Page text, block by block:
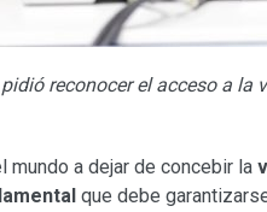
reconocer el acceso a
a dejar de concebir la
que debe